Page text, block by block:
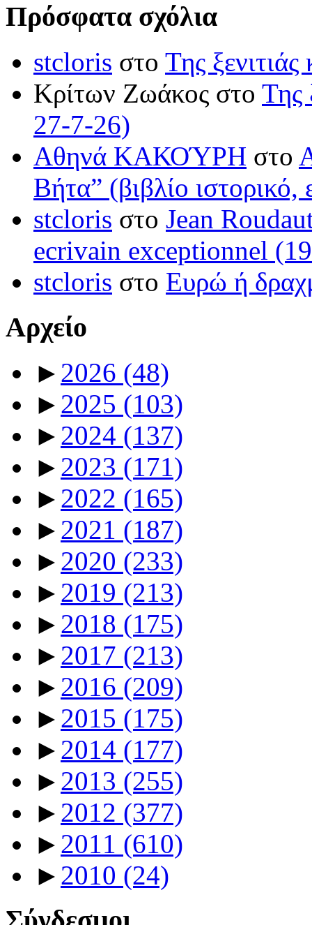
Πρόσφατα σχόλια
stcloris στο Της
Κρίτων Ζωάκος στο Της
27-7-26)
Αθηνά ΚΑΚΟΎΡΗ στο
Βήτα” (βιβλίο
stcloris στο Jean
ecrivain exceptionnel
stcloris στο Ευρώ ή
Αρχείο
► 2026 (48)
► 2025 (103)
► 2024 (137)
► 2023 (171)
► 2022 (165)
► 2021 (187)
► 2020 (233)
► 2019 (213)
► 2018 (175)
► 2017 (213)
► 2016 (209)
► 2015 (175)
► 2014 (177)
► 2013 (255)
► 2012 (377)
► 2011 (610)
► 2010 (24)